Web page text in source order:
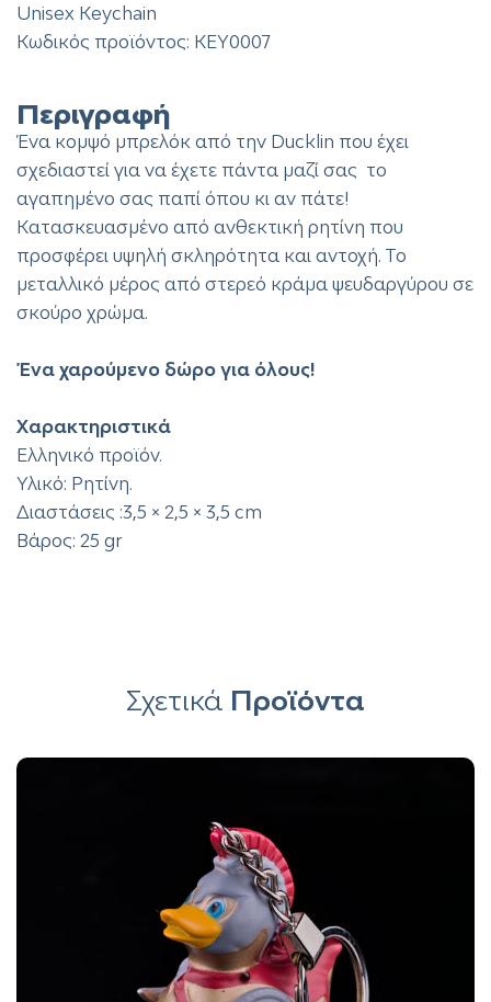
Unisex Keychain
Κωδικός προϊόντος: KEY0007
Περιγραφή
Ένα κομψό μπρελόκ από την Ducklin που έχει
σχεδιαστεί για να έχετε πάντα μαζί σας το
αγαπημένο σας παπί όπου κι αν πάτε!
Κατασκευασμένο από ανθεκτική ρητίνη που
προσφέρει υψηλή σκληρότητα και αντοχή. Το
μεταλλικό μέρος από στερεό κράμα ψευδαργύρου σε
σκούρο χρώμα.
Ένα χαρούμενο δώρο για όλους!
Χαρακτηριστικά
Ελληνικό προϊόν.
Υλικό: Ρητίνη.
Διαστάσεις :3,5 × 2,5 × 3,5 cm
Βάρος: 25 gr
Σχετικά Προϊόντα